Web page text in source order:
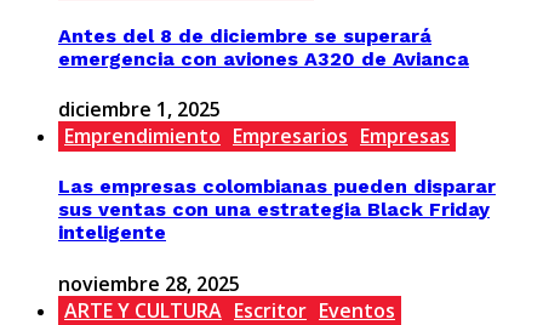
Antes del 8 de diciembre se superará
emergencia con aviones A320 de Avianca
diciembre 1, 2025
Emprendimiento Empresarios Empresas
Las empresas colombianas pueden disparar
sus ventas con una estrategia Black Friday
inteligente
noviembre 28, 2025
ARTE Y CULTURA Escritor Eventos